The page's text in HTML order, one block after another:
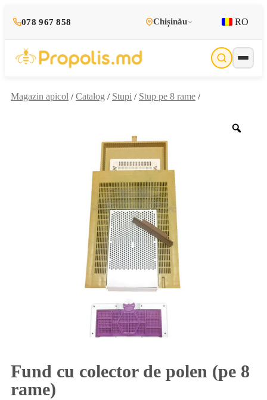
078 967 858 Chișinău RO
Magazin apicol / Catalog / Stupi / Stup pe 8 rame /
Fund cu colector de polen (pe 8
rame)